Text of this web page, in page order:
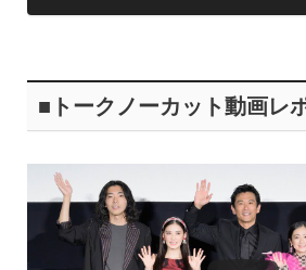
■トークノーカット動画レ